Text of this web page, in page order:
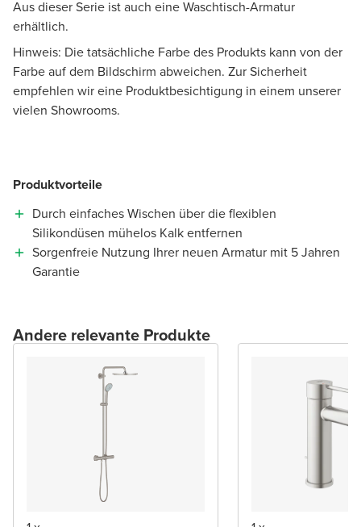
Aus dieser Serie ist auch eine Waschtisch-Armatur
erhältlich.
Hinweis: Die tatsächliche Farbe des Produkts kann von der
Farbe auf dem Bildschirm abweichen. Zur Sicherheit
empfehlen wir eine Produktbesichtigung in einem unserer
vielen Showrooms.
Produktvorteile
Durch einfaches Wischen über die flexiblen
Silikondüsen mühelos Kalk entfernen
Sorgenfreie Nutzung Ihrer neuen Armatur mit 5 Jahren
Garantie
Andere relevante Produkte